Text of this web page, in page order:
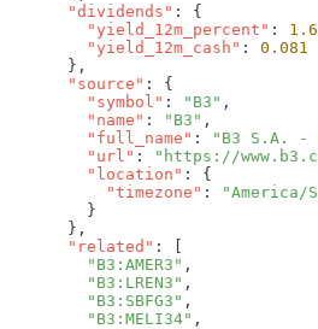
      "dividends"
        "yield_12m_percent"
:
        "yield_12m_cash"
:
      "source"
        "symbol"
: "B3"
        "name"
: "B3"
        "full_name"
:
"B3 S.A. -
        "url"
: "https://
        "location"
          "timezone"
:
      "related"
        "B3:AMER3"
        "B3:LREN3"
        "B3:SBFG3"
        "B3:MELI34"